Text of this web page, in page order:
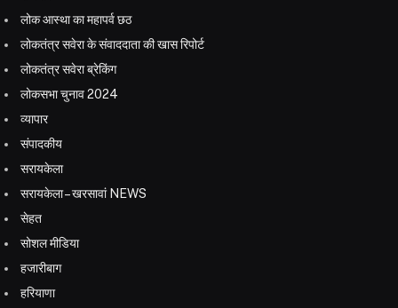
लोक आस्था का महापर्व छठ
लोकतंत्र सवेरा के संवाददाता की खास रिपोर्ट
लोकतंत्र सवेरा ब्रेकिंग
लोकसभा चुनाव 2024
व्यापार
संपादकीय
सरायकेला
सरायकेला – खरसावां NEWS
सेहत
सोशल मीडिया
हजारीबाग
हरियाणा